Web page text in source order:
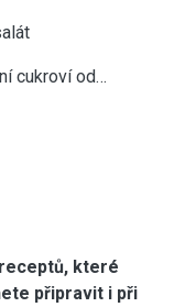
cukroví od…
které
připravit i při